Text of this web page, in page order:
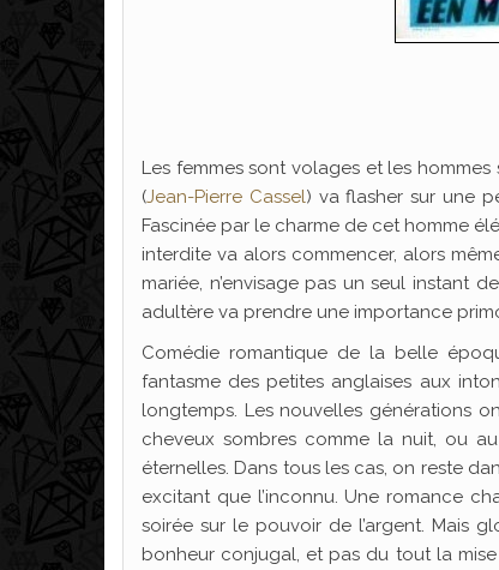
Les femmes sont volages et les
(Jean-Pierre Cassel) va flasher sur une
Fascinée par le charme de cet homme
interdite va alors commencer, alors
mariée, n’envisage pas un seul instant
adultère va prendre une importance
Comédie romantique de la belle
fantasme des petites anglaises aux
longtemps. Les nouvelles générations
cheveux sombres comme la nuit, ou
éternelles. Dans tous les cas, on reste
excitant que l’inconnu. Une romance
soirée sur le pouvoir de l’argent. Mais
bonheur conjugal, et pas du tout la